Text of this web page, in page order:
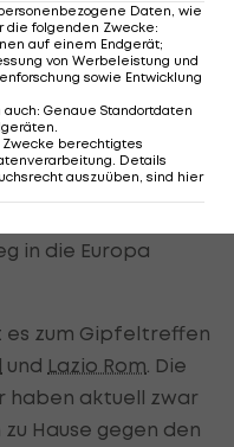
zwischen Sevilla
und
Vorentscheidung im
In London gab es
danach feierten
gegen die
die nur noch
in die Europa
es zum Gipfeltreffen
und Lazio Rom . Die
haben aktuell zwar
Hause gegen den
Daten, wie
die folgenden Zwecke:
auf einem Endgerät;
von Werbeleistung und
sowie Entwicklung
auch: Genaue Standortdaten
berechtigtes
Details
auszuüben, sind hier